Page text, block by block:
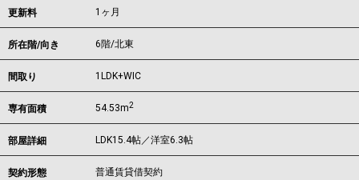
更新料 1ヶ月
所在階/向き 6階/北東
間取り 1LDK+WIC
専有面積 54.53m2
部屋詳細 LDK15.4帖／洋室6.3帖
契約形態 普通賃貸借契約